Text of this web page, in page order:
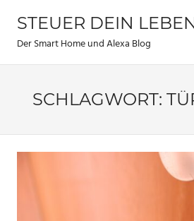
Inhalt
springen
STEUER DEIN
Der Smart Home und Alexa Blog
SCHLAGWORT: